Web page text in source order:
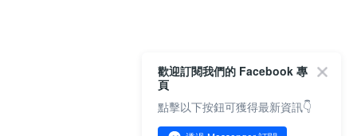
歡迎訂閱我們的 Facebook 專
頁
點擊以下按鈕可獲得最新資訊👇